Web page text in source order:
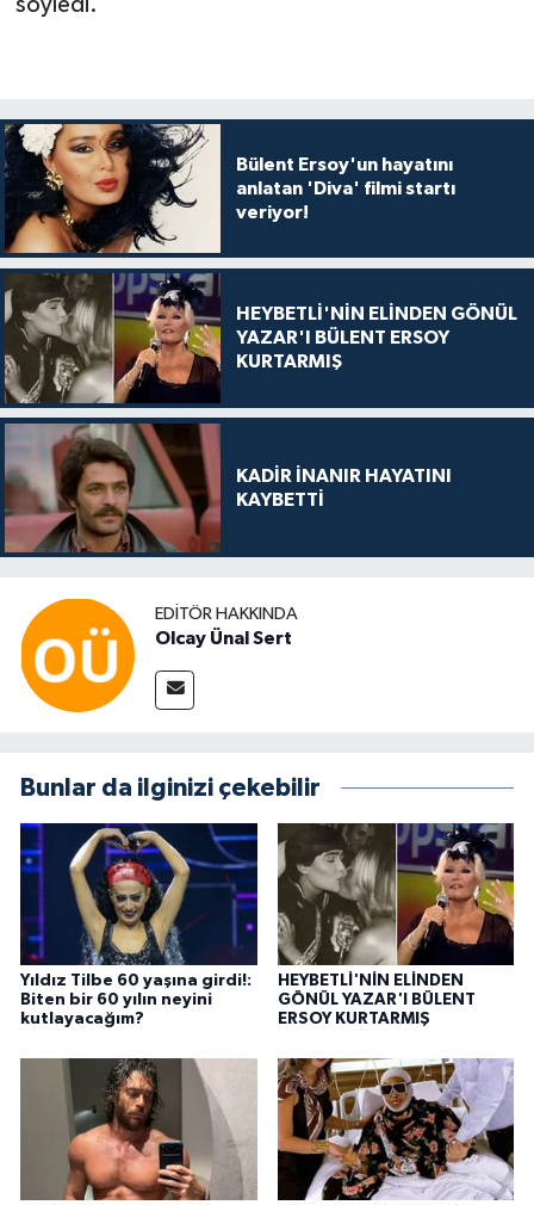
Bülent Ersoy'un hayatını
anlatan 'Diva' filmi startı
veriyor!
HEYBETLİ'NİN ELİNDEN GÖNÜL
YAZAR'I BÜLENT ERSOY
KURTARMIŞ
KADİR İNANIR HAYATINI
KAYBETTİ
EDITÖR HAKKINDA
Olcay Ünal Sert
Bunlar da ilginizi çekebilir
Yıldız Tilbe 60 yaşına girdi!:
Biten bir 60 yılın neyini
kutlayacağım?
HEYBETLİ'NİN ELİNDEN
GÖNÜL YAZAR'I BÜLENT
ERSOY KURTARMIŞ